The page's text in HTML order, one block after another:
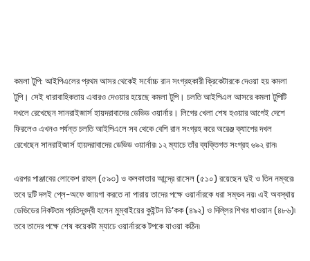
কমলা টুপি: আইপিএলের প্রথম আসর থেকেই সর্বোচ্চ রান সংগ্রহকারী ক্রিকেটারকে দেওয়া হয় কমলা
টুপি। সেই ধারাবাহিকতায় এবারও দেওয়ার হয়েছে কমলা টুপি। চলতি আইপিএল আসরে কমলা টুপিটি
দখলে রেখেছেন সানরাইজার্স হায়দরাবাদের ডেভিড ওয়ার্নার। লিগের খেলা শেষ হওয়ার আগেই দেশে
ফিরলেও এখনও পর্যন্ত চলতি আইপিএলে সব থেকে বেশি রান সংগ্রহ করে অরেঞ্জ ক্যাপের দখল
রেখেছেন সানরাইজার্স হায়দরাবাদের ডেভিড ওয়ার্নার৷ ১২ ম্যাচে তাঁর ব্যক্তিগত সংগ্রহ ৬৯২ রান৷
এরপর পাঞ্জাবের লোকেশ রাহুল (৫৯৩) ও কলকাতার আন্দ্রে রাসেল (৫১০) রয়েছেন দুই ও তিন নম্বরে৷
তবে দুটি দলই প্লে-অফে জায়গা করতে না পারায় তাদের পক্ষে ওয়ার্নারকে ধরা সম্ভব নয়৷ এই অবস্থায়
ডেভিডের নিকটতম প্রতিদ্বন্দ্বী হলেন মুম্বাইয়ের কুইন্টন ডি’কক (৪৯২) ও দিল্লির শিখর ধাওয়ান (৪৮৬)৷
তবে তাদের পক্ষে শেষ কয়েকটা ম্যাচে ওয়ার্নারকে টপকে যাওয়া কঠিন৷